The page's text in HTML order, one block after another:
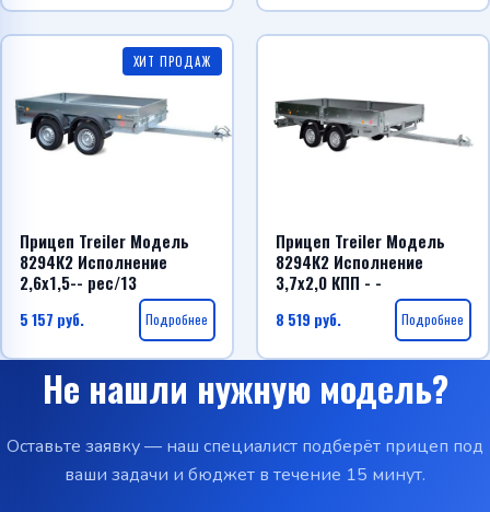
ХИТ ПРОДАЖ
Прицеп Treiler Модель
8294К2 Исполнение
2,6х1,5-- рес/13
5 157 руб. Подробнее
Прицеп Treiler Модель
8294К2 Исполнение
3,7х2,0 КПП - -
8 519 руб. Подробнее
Не нашли нужную модель?
Оставьте заявку — наш специалист подберёт прицеп под
ваши задачи и бюджет в течение 15 минут.